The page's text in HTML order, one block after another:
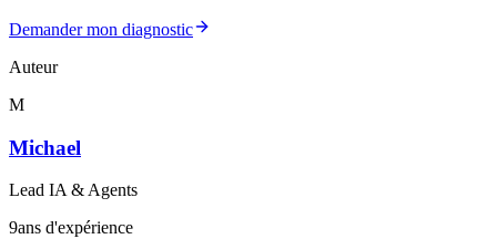
Demander mon diagnostic
Auteur
M
Michael
Lead IA & Agents
9ans d'expérience